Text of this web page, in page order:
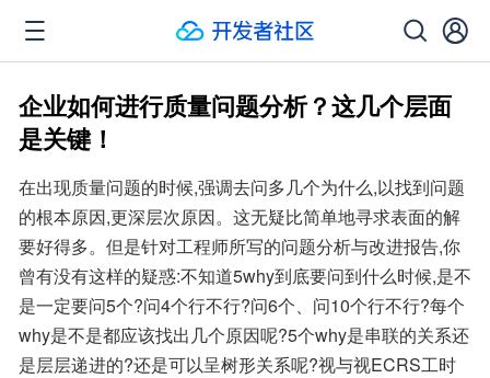
企业如何进行质量问题分析？这几个层面
是关键！
在出现质量问题的时候,强调去问多几个为什么,以找到问题
的根本原因,更深层次原因。这无疑比简单地寻求表面的解
要好得多。但是针对工程师所写的问题分析与改进报告,你
曾有没有这样的疑惑:不知道5why到底要问到什么时候,是不
是一定要问5个?问4个行不行?问6个、问10个行不行?每个
why是不是都应该找出几个原因呢?5个why是串联的关系还
是层层递进的?还是可以呈树形关系呢?视与视ECRS工时